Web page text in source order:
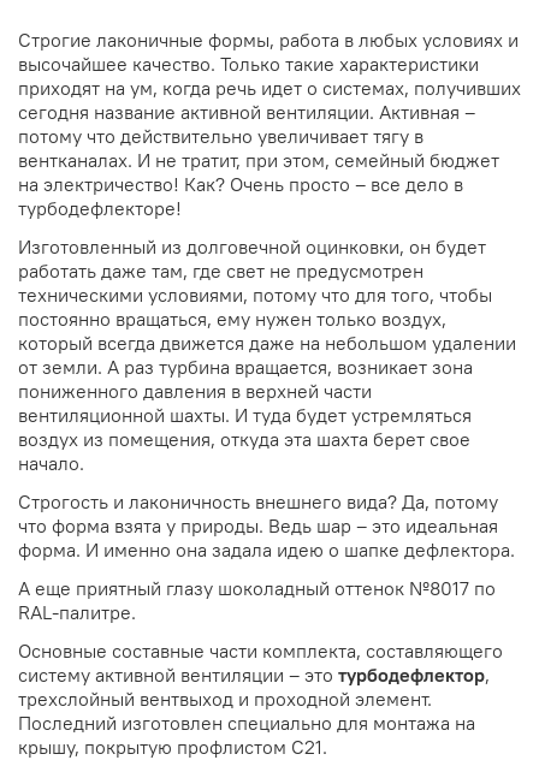
Строгие лаконичные формы, работа в любых условиях и
высочайшее качество. Только такие характеристики
приходят на ум, когда речь идет о системах, получивших
сегодня название активной вентиляции. Активная –
потому что действительно увеличивает тягу в
вентканалах. И не тратит, при этом, семейный бюджет
на электричество! Как? Очень просто – все дело в
турбодефлекторе!
Изготовленный из долговечной оцинковки, он будет
работать даже там, где свет не предусмотрен
техническими условиями, потому что для того, чтобы
постоянно вращаться, ему нужен только воздух,
который всегда движется даже на небольшом удалении
от земли. А раз турбина вращается, возникает зона
пониженного давления в верхней части
вентиляционной шахты. И туда будет устремляться
воздух из помещения, откуда эта шахта берет свое
начало.
Строгость и лаконичность внешнего вида? Да, потому
что форма взята у природы. Ведь шар – это идеальная
форма. И именно она задала идею о шапке дефлектора.
А еще приятный глазу шоколадный оттенок №8017 по
RAL -палитре.
Основные составные части комплекта, составляющего
систему активной вентиляции – это турбодефлектор,
трехслойный вентвыход и проходной элемент.
Последний изготовлен специально для монтажа на
крышу, покрытую профлистом С21.